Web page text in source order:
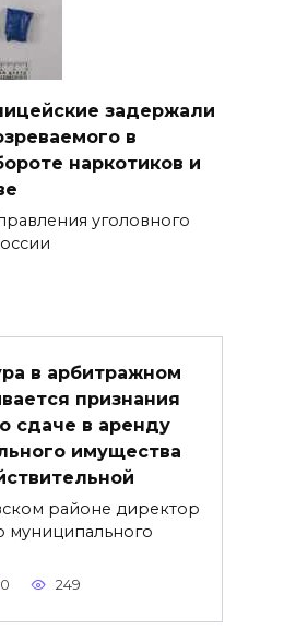
задержали
в
наркотиков и
уголовного
в арбитражном
признания
сдаче в аренду
имущества
районе директор
муниципального
0 249